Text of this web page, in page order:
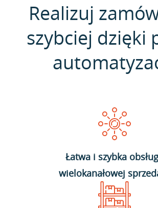
Realizuj
szybciej dzięki
Łatwa i szybka
wielokanałowej